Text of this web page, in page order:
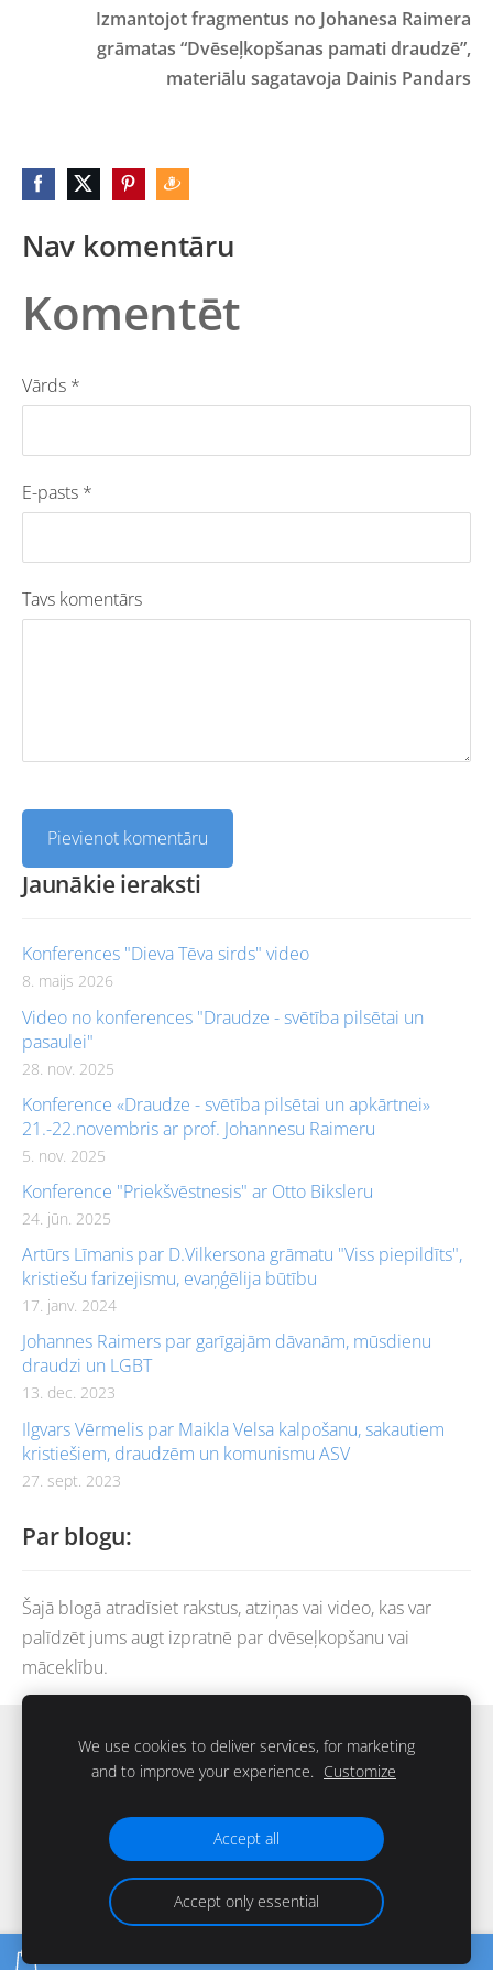
Jaunākie ieraksti
Konferences "Dieva Tēva sirds" video
8. maijs 2026
Video no konferences "Draudze - svētība pilsētai un
pasaulei"
28. nov. 2025
Konference «Draudze - svētība pilsētai un apkārtnei»
21.-22.novembris ar prof. Johannesu Raimeru
5. nov. 2025
Konference "Priekšvēstnesis" ar Otto Biksleru
24. jūn. 2025
Artūrs Līmanis par D.Vilkersona grāmatu "Viss piepildīts",
kristiešu farizejismu, evaņģēlija būtību
17. janv. 2024
Johannes Raimers par garīgajām dāvanām, mūsdienu
draudzi un LGBT
13. dec. 2023
Ilgvars Vērmelis par Maikla Velsa kalpošanu, sakautiem
kristiešiem, draudzēm un komunismu ASV
27. sept. 2023
Par blogu:
Šajā blogā atradīsiet rakstus, atziņas vai video, kas var
palīdzēt jums augt izpratnē par dvēseļkopšanu vai
māceklību.
Izmantojot fragmentus no Johanesa Raimera
grāmatas “Dvēseļkopšanas pamati draudzē”,
materiālu sagatavoja Dainis Pandars
Nav komentāru
Komentēt
Vārds *
E-pasts *
Tavs komentārs
Sākums Grāmatu katalogs Blogs
Piegāde
Noteikumi
Privātuma politika Kontakti Sīkdatnes
We use cookies to deliver services, for marketing
and to improve your experience. Customize
Accept all
Accept only essential